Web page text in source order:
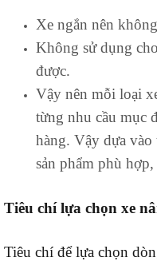
Xe ngắn nên
Không sử dụng
được.
Vậy nên mỗi loại
từng nhu cầu mục
hàng. Vậy dựa
sản phẩm phù
Tiêu chí lựa chọn xe
Tiêu chí để lựa chọn